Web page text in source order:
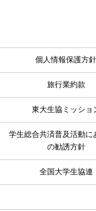
個人情報保護方針
旅行業約款
東大生協ミッショ
学生総合共済普及活動に
の勧誘方針
全国大学生協連